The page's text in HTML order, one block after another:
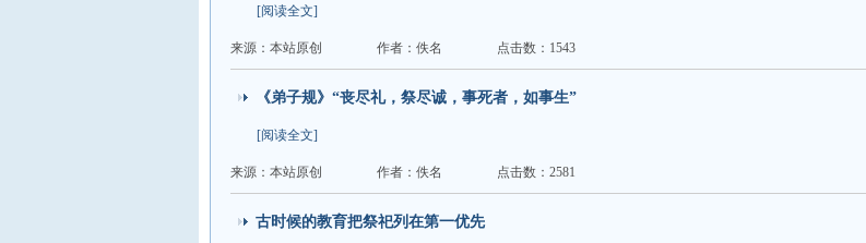
[阅读全文]
来源：本站原创 作者：佚名 点击数：1543
《弟子规》“丧尽礼，祭尽诚，事死者，如事生”
[阅读全文]
来源：本站原创 作者：佚名 点击数：2581
古时候的教育把祭祀列在第一优先